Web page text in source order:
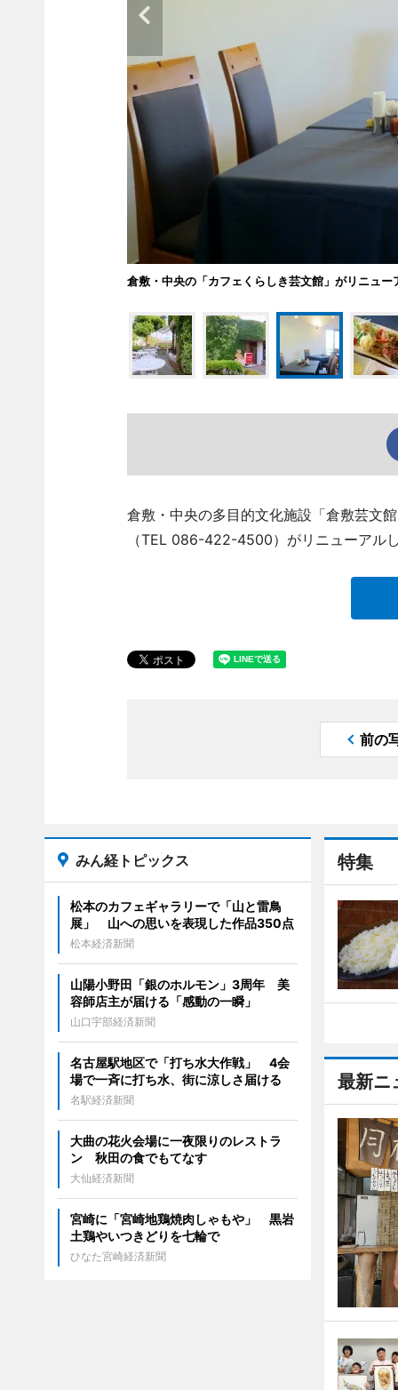
倉敷・中央の「カフェくらしき芸文館」がリニュ
倉敷・中央の多目的文化施設「倉敷芸文
（TEL 086-422-4500）がリニューアル
前の
特集
最新ニ
みん経トピックス
松本のカフェギャラリーで「山と雷鳥
展」 山への思いを表現した作品350点
松本経済新聞
山陽小野田「銀のホルモン」3周年 美
容師店主が届ける「感動の一瞬」
山口宇部経済新聞
名古屋駅地区で「打ち水大作戦」 4会
場で一斉に打ち水、街に涼しさ届ける
名駅経済新聞
大曲の花火会場に一夜限りのレストラ
ン 秋田の食でもてなす
大仙経済新聞
宮崎に「宮崎地鶏焼肉しゃもや」 黒岩
土鶏やいつきどりを七輪で
ひなた宮崎経済新聞